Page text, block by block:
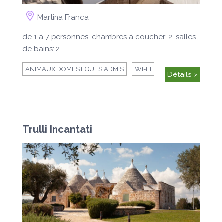
Martina Franca
de 1 à 7 personnes, chambres à coucher: 2, salles
de bains: 2
ANIMAUX DOMESTIQUES ADMIS WI-FI
Détails >
Trulli Incantati